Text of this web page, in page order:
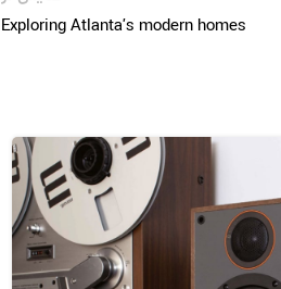
Exploring Atlanta’s modern homes